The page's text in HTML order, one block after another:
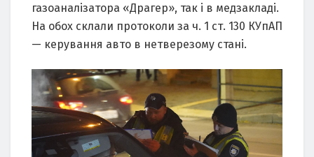
газоаналізатора «Драгер», так і в медзакладі.
На обох склали протоколи за ч. 1 ст. 130 КУпАП
— керування авто в нетверезому стані.